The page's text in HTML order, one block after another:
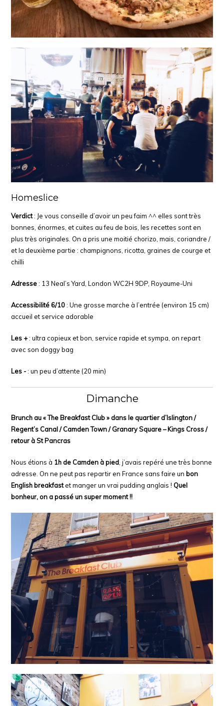
Homeslice
Verdict: Je vous conseille d’avoir un peu faim ^^ elles sont très
bonnes, énormes, et cuites au feu de bois, les recettes sont en
plus très originales. On a pris une moitié chorizo, mais, coriandre /
et la deuxième partie : champignons, ricotta, graines de courge et
chilli
Adresse: 13 Neal’s Yard, London WC2H 9DP, Royaume-Uni
Accessibilité 6/10: Une grosse marche à l’entrée (environ 15 cm)
accueil et service adorable
Les +: ultra copieux et bon, service rapide et sympa, on repart
avec son doggy bag
Les -: un peu d’attente (20 min)
Dimanche
Brunch au « The Breakfast Club » dans le quartier d’Islington /
Regent’s Canal / Camden Town / Granary Square – Kings Cross /
retour à St Pancras
Nous étions à 1h de Camden à pied , j’avais repéré une très bonne
adresse. On ne peut pas repartir en France sans faire un bon
English breakfastet manger un vrai pudding anglais ! Quel
bonheur, on a passé un super moment !!